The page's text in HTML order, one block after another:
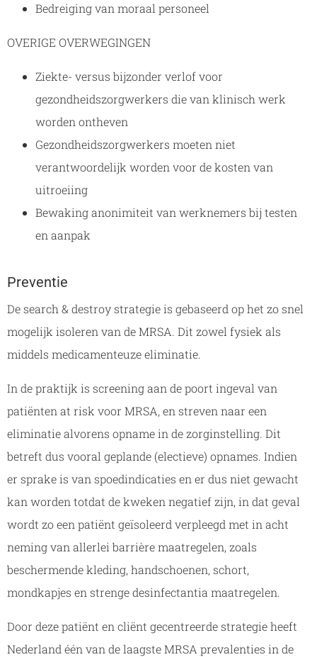
Bedreiging van moraal personeel
OVERIGE OVERWEGINGEN
Ziekte- versus bijzonder verlof voor
gezondheidszorgwerkers die van klinisch werk
worden ontheven
Gezondheidszorgwerkers moeten niet
verantwoordelijk worden voor de kosten van
uitroeiing
Bewaking anonimiteit van werknemers bij testen
en aanpak
Preventie
De search & destroy strategie is gebaseerd op het zo snel
mogelijk isoleren van de MRSA. Dit zowel fysiek als
middels medicamenteuze eliminatie.
In de praktijk is screening aan de poort ingeval van
patiënten at risk voor MRSA, en streven naar een
eliminatie alvorens opname in de zorginstelling. Dit
betreft dus vooral geplande (electieve) opnames. Indien
er sprake is van spoedindicaties en er dus niet gewacht
kan worden totdat de kweken negatief zijn, in dat geval
wordt zo een patiënt geïsoleerd verpleegd met in acht
neming van allerlei barrière maatregelen, zoals
beschermende kleding, handschoenen, schort,
mondkapjes en strenge desinfectantia maatregelen.
Door deze patiënt en cliënt gecentreerde strategie heeft
Nederland één van de laagste MRSA prevalenties in de